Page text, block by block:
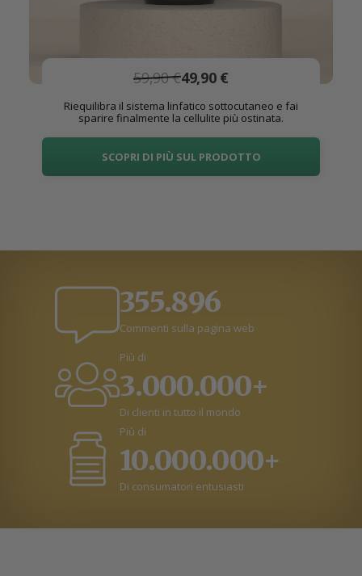
59,90 €49,90 €
Riequilibra il sistema linfatico sottocutaneo e fai
sparire finalmente la cellulite più ostinata.
SCOPRI DI PIÙ SUL PRODOTTO
355.896
Commenti sulla pagina web
Più di
3.000.000+
Di clienti in tutto il mondo
Più di
10.000.000+
Di consumatori entusiasti